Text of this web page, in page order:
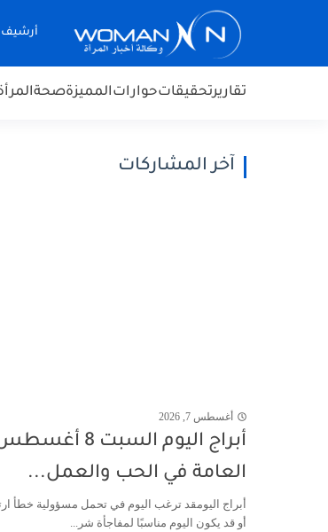
أرشيف
تقاريرتحقيقاتحواراتالمميزةصحة
آخر المشاركات
أغسطس 7, 2026
العامة في الحب والعمل...
أبراج اليومقد ترغب اليوم في تحمل مسؤولية خطأ
أو قد يكون اليوم مناسبًا لمفاجأة شر...